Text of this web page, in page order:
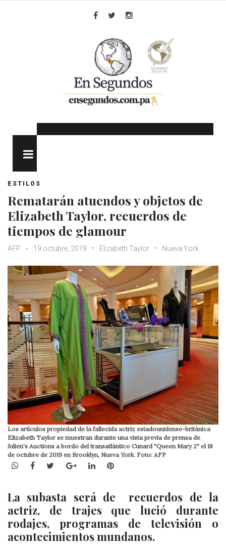
ESTILOS
Rematarán atuendos y objetos de
Elizabeth Taylor, recuerdos de
tiempos de glamour
AFP 19 octubre, 2019 Elizabeth Taylor Nueva York
Los artículos propiedad de la fallecida actriz estadounidense-británica
Elizabeth Taylor se muestran durante una vista previa de prensa de
Julien's Auctions a bordo del transatlántico Cunard "Queen Mary 2" el 18
de octubre de 2019 en Brooklyn, Nueva York. Foto: AFP
WhatsApp
Facebook
TwitterGoogle+LinkedInPinterest
La subasta será de recuerdos de la
actriz, de trajes que lució durante
rodajes, programas de televisión o
acontecimientos mundanos.